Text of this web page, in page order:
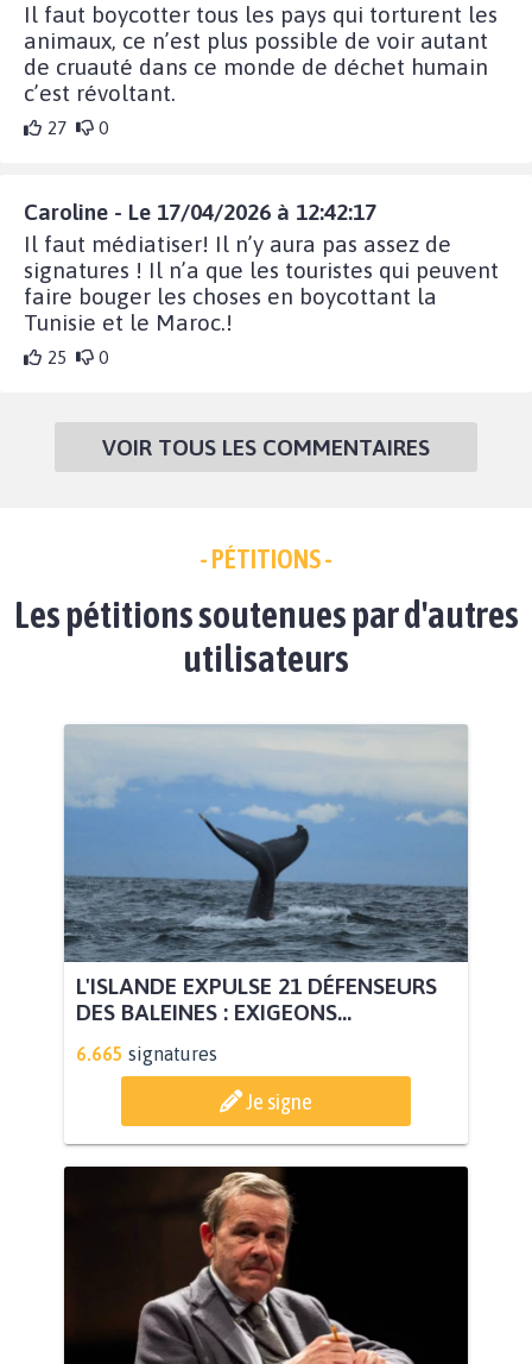
Il faut boycotter tous les pays qui torturent les
animaux, ce n’est plus possible de voir autant
de cruauté dans ce monde de déchet humain
c’est révoltant.
27 0
Caroline - Le 17/04/2026 à 12:42:17
Il faut médiatiser! Il n’y aura pas assez de
signatures ! Il n’a que les touristes qui peuvent
faire bouger les choses en boycottant la
Tunisie et le Maroc.!
25 0
VOIR TOUS LES COMMENTAIRES
- PÉTITIONS -
Les pétitions soutenues par d'autres
utilisateurs
L'ISLANDE EXPULSE 21 DÉFENSEURS
DES BALEINES : EXIGEONS...
6.665 signatures
Je signe